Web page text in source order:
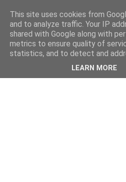
This site uses cookies from
and to analyze traffic. Your IP
shared with Google along with
metrics to ensure quality of
statistics, and to detect and
LEARN MORE